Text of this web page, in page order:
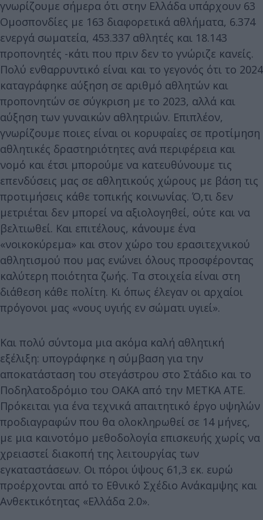
γνωρίζουμε σήμερα ότι στην Ελλάδα υπάρχουν 63
Ομοσπονδίες με 163 διαφορετικά αθλήματα, 6.374
ενεργά σωματεία, 453.337 αθλητές και 18.143
προπονητές -κάτι που πριν δεν το γνώριζε κανείς.
Πολύ ενθαρρυντικό είναι και το γεγονός ότι το 2024
καταγράφηκε αύξηση σε αριθμό αθλητών και
προπονητών σε σύγκριση με το 2023, αλλά και
αύξηση των γυναικών αθλητριών. Επιπλέον,
γνωρίζουμε ποιες είναι οι κορυφαίες σε προτίμηση
αθλητικές δραστηριότητες ανά περιφέρεια και
νομό και έτσι μπορούμε να κατευθύνουμε τις
επενδύσεις μας σε αθλητικούς χώρους με βάση τις
προτιμήσεις κάθε τοπικής κοινωνίας. Ό,τι δεν
μετριέται δεν μπορεί να αξιολογηθεί, ούτε και να
βελτιωθεί. Και επιτέλους, κάνουμε ένα
«νοικοκύρεμα» και στον χώρο του ερασιτεχνικού
αθλητισμού που μας ενώνει όλους προσφέροντας
καλύτερη ποιότητα ζωής. Τα στοιχεία είναι στη
διάθεση κάθε πολίτη. Κι όπως έλεγαν οι αρχαίοι
πρόγονοι μας «νους υγιής εν σώματι υγιεί».
Και πολύ σύντομα μια ακόμα καλή αθλητική
εξέλιξη: υπογράφηκε η σύμβαση για την
αποκατάσταση του στεγάστρου στο Στάδιο και το
Ποδηλατοδρόμιο του ΟΑΚΑ από την ΜΕΤΚΑ ΑΤΕ.
Πρόκειται για ένα τεχνικά απαιτητικό έργο υψηλών
προδιαγραφών που θα ολοκληρωθεί σε 14 μήνες,
με μια καινοτόμο μεθοδολογία επισκευής χωρίς να
χρειαστεί διακοπή της λειτουργίας των
εγκαταστάσεων. Οι πόροι ύψους 61,3 εκ. ευρώ
προέρχονται από το Εθνικό Σχέδιο Ανάκαμψης και
Ανθεκτικότητας «Ελλάδα 2.0».